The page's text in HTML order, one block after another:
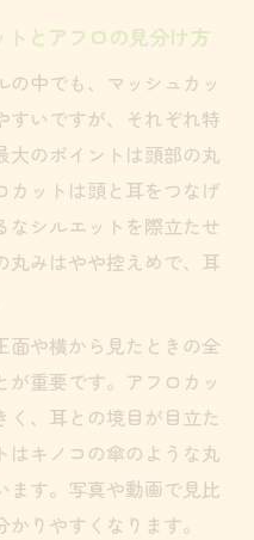
トとアフロの見分け方
の中でも、マッシュカッ
すいですが、それぞれ特
大のポイントは頭部の丸
カットは頭と耳をつなげ
なシルエットを際立たせ
丸みはやや控えめで、耳
面や横から見たときの全
重要です。アフロカッ
く、耳との境目が目立た
はキノコの傘のような丸
ます。写真や動画で見比
りやすくなります。